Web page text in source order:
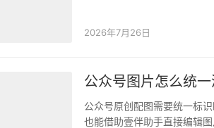
2026年7月26日
公众号图片怎么统
公众号原创配图需要统一标
也能借助壹伴助手直接编辑